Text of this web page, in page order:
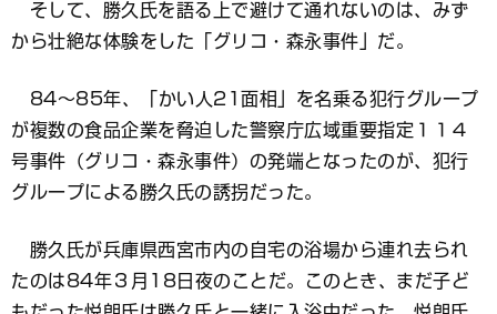
そして、勝久氏を語る上で避けて通れないのは、みず
から壮絶な体験をした「グリコ・森永事件」だ。
84～85年、「かい人21面相」を名乗る犯行グループ
が複数の食品企業を脅迫した警察庁広域重要指定１１４
号事件（グリコ・森永事件）の発端となったのが、犯行
グループによる勝久氏の誘拐だった。
勝久氏が兵庫県西宮市内の自宅の浴場から連れ去られ
たのは84年３月18日夜のことだ。このとき、まだ子ど